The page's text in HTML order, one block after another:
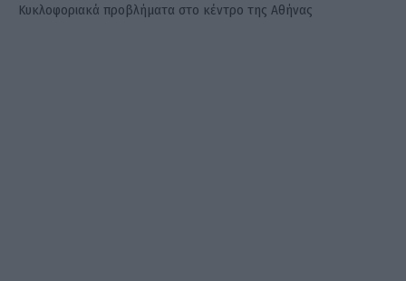
Κυκλοφοριακά προβλήματα στο κέντρο της Αθήνας